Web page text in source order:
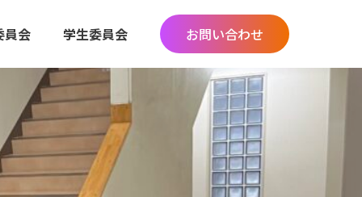
員会 学生委員会 お問い合わせ